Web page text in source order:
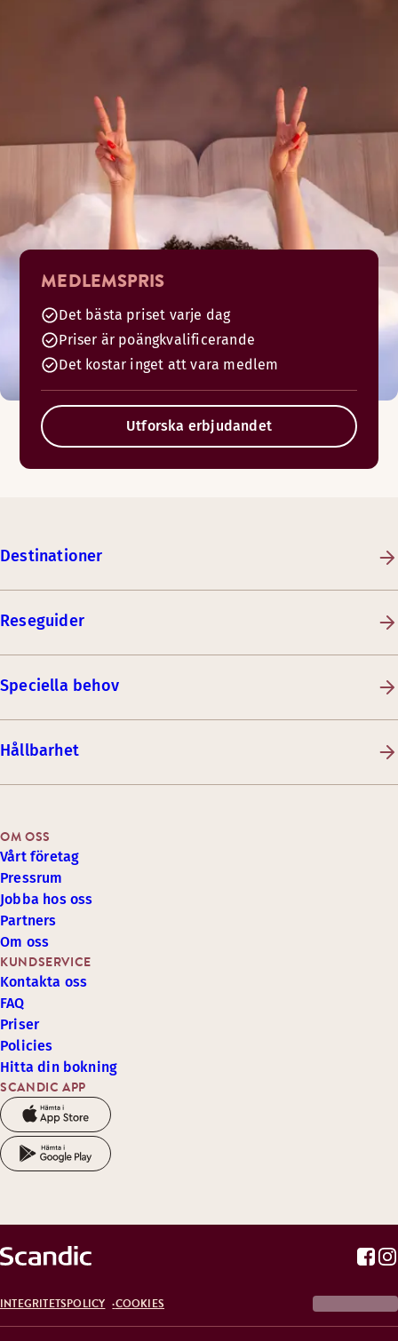
MEDLEMSPRIS
Det bästa priset varje dag
Priser är poängkvalificerande
Det kostar inget att vara medlem
Utforska erbjudandet
Destinationer
Reseguider
Speciella behov
Hållbarhet
SCANDIC APP
KUNDSERVICE
Kontakta oss
FAQ
Priser
Policies
Hitta din bokning
OM OSS
Vårt företag
Pressrum
Jobba hos oss
Partners
Om oss
INTEGRITETSPOLICY COOKIES